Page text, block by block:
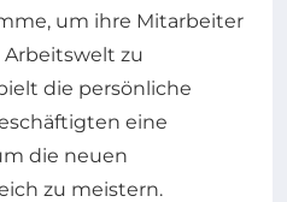
um ihre Mitarbeiter
zu
die persönliche
eine
die neuen
zu meistern.